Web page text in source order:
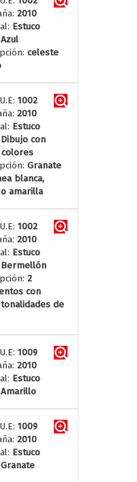
2010
Estuco
Azul
celeste
1002
2010
Estuco
Dibujo con
Granate
blanca,
amarilla
1002
2010
Estuco
Bermellón
2
con
de
1009
2010
Estuco
Amarillo
1009
2010
Estuco
Granate